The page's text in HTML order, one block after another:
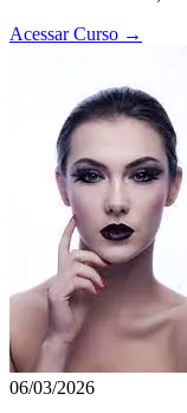
Acessar Curso →
06/03/2026